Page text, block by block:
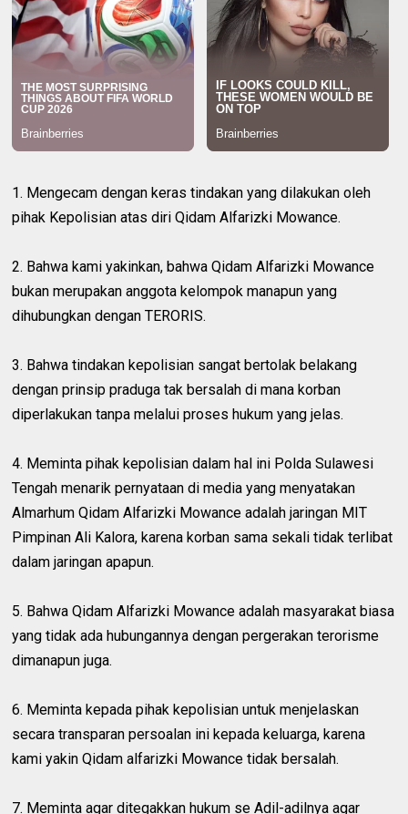
1. Mengecam dengan keras tindakan yang dilakukan oleh
pihak Kepolisian atas diri Qidam Alfarizki Mowance.
2. Bahwa kami yakinkan, bahwa Qidam Alfarizki Mowance
bukan merupakan anggota kelompok manapun yang
dihubungkan dengan TERORIS.
3. Bahwa tindakan kepolisian sangat bertolak belakang
dengan prinsip praduga tak bersalah di mana korban
diperlakukan tanpa melalui proses hukum yang jelas.
4. Meminta pihak kepolisian dalam hal ini Polda Sulawesi
Tengah menarik pernyataan di media yang menyatakan
Almarhum Qidam Alfarizki Mowance adalah jaringan MIT
Pimpinan Ali Kalora, karena korban sama sekali tidak terlibat
dalam jaringan apapun.
5. Bahwa Qidam Alfarizki Mowance adalah masyarakat biasa
yang tidak ada hubungannya dengan pergerakan terorisme
dimanapun juga.
6. Meminta kepada pihak kepolisian untuk menjelaskan
secara transparan persoalan ini kepada keluarga, karena
kami yakin Qidam alfarizki Mowance tidak bersalah.
7. Meminta agar ditegakkan hukum se Adil-adilnya agar